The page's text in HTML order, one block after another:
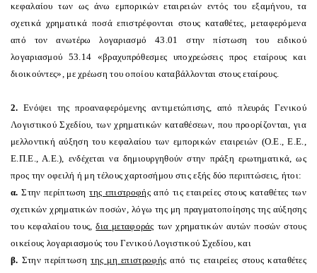
κεφαλαίου των ως άνω εμπορικών εταιρειών εντός του εξαμήνου, τα
σχετικά χρηματικά ποσά επιστρέφονται στους καταθέτες, μεταφερόμενα
από τον ανωτέρω λογαριασμό 43.01 στην πίστωση του ειδικού
λογαριασμού 53.14 «βραχυπρόθεσμες υποχρεώσεις προς εταίρους και
διοικούντες», με χρέωση του οποίου καταβάλλονται στους εταίρους.
2. Ενόψει της προαναφερόμενης αντιμετώπισης, από πλευράς Γενικού
Λογιστικού Σχεδίου, των χρηματικών καταθέσεων, που προορίζονται, για
μελλοντική αύξηση του κεφαλαίου των εμπορικών εταιρειών (O.Ε., Ε.Ε.,
Ε.Π.Ε., Α.Ε.), ενδέχεται να δημιουργηθούν στην πράξη ερωτηματικά, ως
προς την οφειλή ή μη τέλους χαρτοσήμου στις εξής δύο περιπτώσεις, ήτοι:
α. Στην περίπτωσητης επιστροφήςαπό τις εταιρείες στους καταθέτες των
σχετικών χρηματικών ποσών, λόγω της μη πραγματοποίησης της αύξησης
του κεφαλαίου τους,δια μεταφοράς των χρηματικών αυτών ποσών στους
οικείους λογαριασμούς του Γενικού Λογιστικού Σχεδίου, και
β. Στην περίπτωσητης μη επιστροφής από τις εταιρείες στους καταθέτες